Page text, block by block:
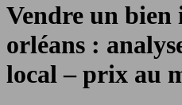
Vendre un
orléans :
local – prix au